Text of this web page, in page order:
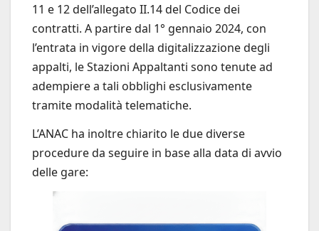
11 e 12 dell’allegato II.14 del Codice dei
contratti. A partire dal 1° gennaio 2024, con
l’entrata in vigore della digitalizzazione degli
appalti, le Stazioni Appaltanti sono tenute ad
adempiere a tali obblighi esclusivamente
tramite modalità telematiche.
L’ANAC ha inoltre chiarito le due diverse
procedure da seguire in base alla data di avvio
delle gare: